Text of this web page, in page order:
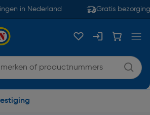
in Nederland Gratis bezorging